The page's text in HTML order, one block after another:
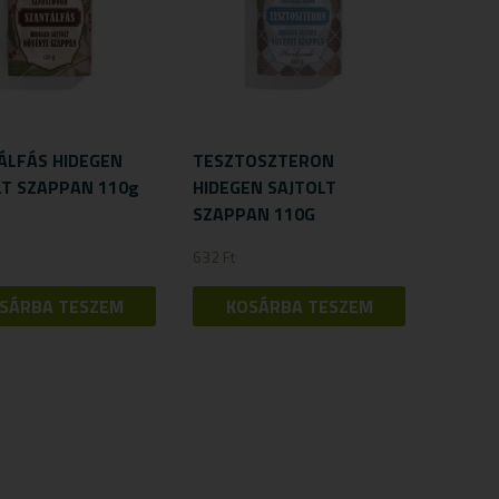
HIDEGEN
SZAPPAN 110g
TESZEM
TESZTOSZTERON
HIDEGEN SAJTOLT
SZAPPAN 110G
632 Ft
KOSÁRBA TESZEM